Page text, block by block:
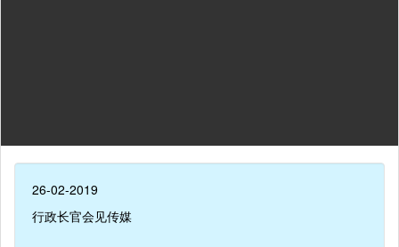
26-02-2019
行政长官会见传媒